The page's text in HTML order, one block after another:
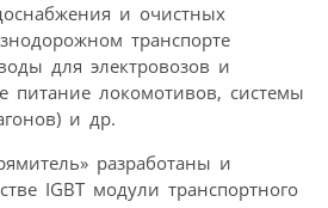
и очистных
транспорте
для электровозов и
питание локомотивов, системы
и др.
разработаны и
IGBT модули транспортного